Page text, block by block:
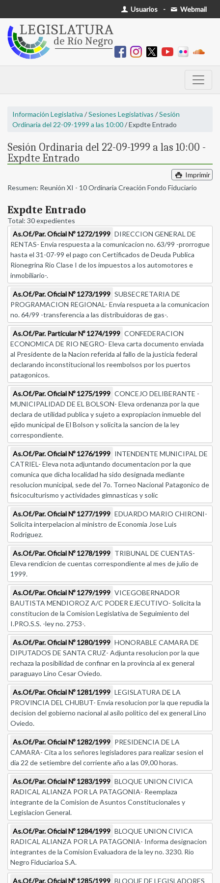
Usuarios - Webmail
Información Legislativa /Sesiones Legislativas /Sesión
Ordinaria del 22-09-1999 a las 10:00/ Expdte Entrado
Sesión Ordinaria del 22-09-1999 a las 10:00 -
Expdte Entrado
Imprimir
Resumen: Reunión XI - 10 Ordinaria Creación Fondo Fiduciario
Expdte Entrado
Total: 30 expedientes
As.Of./Par. Oficial Nº 1272/1999 DIRECCION GENERAL DE
RENTAS- Envia respuesta a la comunicacion no. 63/99 -prorrogue
hasta el 31-07-99 el pago con Certificados de Deuda Publica
Rionegrina Rio Clase I de los impuestos a los automotores e
inmobiliario-.
As.Of./Par. Oficial Nº 1273/1999 SUBSECRETARIA DE
PROGRAMACION REGIONAL- Envia respueta a la comunicacion
no. 64/99 -transferencia a las distribuidoras de gas-.
As.Of./Par. Particular Nº 1274/1999 CONFEDERACION
ECONOMICA DE RIO NEGRO- Eleva carta documento enviada
al Presidente de la Nacion referida al fallo de la justicia federal
declarando inconstitucional los reembolsos por los puertos
patagonicos.
As.Of./Par. Oficial Nº 1275/1999 CONCEJO DELIBERANTE -
MUNICIPALIDAD DE EL BOLSON- Eleva ordenanza por la que
declara de utilidad publica y sujeto a expropiacion inmueble del
ejido municipal de El Bolson y solicita la sancion de la ley
correspondiente.
As.Of./Par. Oficial Nº 1276/1999 INTENDENTE MUNICIPAL DE
CATRIEL- Eleva nota adjuntando documentacion por la que
comunica que dicha localidad ha sido designada mediante
resolucion municipal, sede del 7o. Torneo Nacional Patagonico de
fisicoculturismo y actividades gimnasticas y solic
As.Of./Par. Oficial Nº 1277/1999 EDUARDO MARIO CHIRONI-
Solicita interpelacion al ministro de Economia Jose Luis
Rodriguez.
As.Of./Par. Oficial Nº 1278/1999 TRIBUNAL DE CUENTAS-
Eleva rendicion de cuentas correspondiente al mes de julio de
1999.
As.Of./Par. Oficial Nº 1279/1999 VICEGOBERNADOR
BAUTISTA MENDIOROZ A/C PODER EJECUTIVO- Solicita la
constitucion de la Comision Legislativa de Seguimiento del
I.PRO.S.S. -ley no. 2753-.
As.Of./Par. Oficial Nº 1280/1999 HONORABLE CAMARA DE
DIPUTADOS DE SANTA CRUZ- Adjunta resolucion por la que
rechaza la posibilidad de confinar en la provincia al ex general
paraguayo Lino Cesar Oviedo.
As.Of./Par. Oficial Nº 1281/1999 LEGISLATURA DE LA
PROVINCIA DEL CHUBUT- Envia resolucion por la que repudia la
decision del gobierno nacional al asilo politico del ex general Lino
Oviedo.
As.Of./Par. Oficial Nº 1282/1999 PRESIDENCIA DE LA
CAMARA- Cita a los señores legisladores para realizar sesion el
dia 22 de setiembre del corriente año a las 09,00 horas.
As.Of./Par. Oficial Nº 1283/1999 BLOQUE UNION CIVICA
RADICAL ALIANZA POR LA PATAGONIA- Reemplaza
integrante de la Comision de Asuntos Constitucionales y
Legislacion General.
As.Of./Par. Oficial Nº 1284/1999 BLOQUE UNION CIVICA
RADICAL ALIANZA POR LA PATAGONIA- Informa designacion
integrantes de la Comision Evaluadora de la ley no. 3230. Rio
Negro Fiduciarioa S.A.
As.Of./Par. Oficial Nº 1285/1999 BLOQUE DE LEGISLADORES